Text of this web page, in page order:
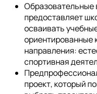
Образовательные
предоставляет
осваивать
ориентированные
направления:
спортивная
проект, который